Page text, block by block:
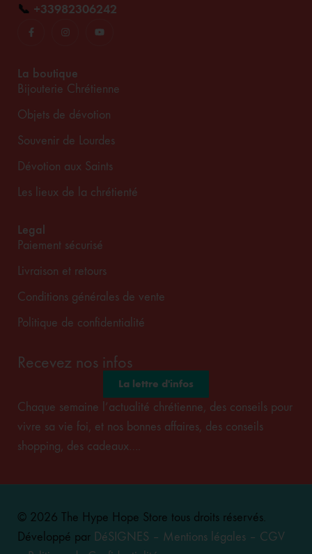
📞 +33982306242
La boutique
Bijouterie Chrétienne
Objets de dévotion
Souvenir de Lourdes
Dévotion aux Saints
Les lieux de la chrétienté
Legal
Paiement sécurisé
Livraison et retours
Conditions générales de vente
Politique de confidentialité
Recevez nos infos
La lettre d'infos
Chaque semaine l’actualité chrétienne, des conseils pour
vivre sa vie foi, et nos bonnes affaires, des conseils
shopping, des cadeaux….
© 2026 The Hype Hope Store tous droits réservés.
Développé par DéSIGNES – Mentions légales – CGV